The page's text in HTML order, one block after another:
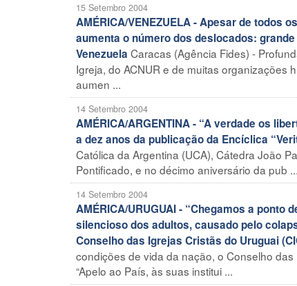
15 Setembro 2004
AMÉRICA/VENEZUELA - Apesar de todos
aumenta o número dos deslocados:
Venezuela Caracas (Agência Fides) -
Igreja, do ACNUR e de muitas organizações
aumen ...
14 Setembro 2004
AMÉRICA/ARGENTINA - “A verdade os
a dez anos da publicação da Encíclica
Católica da Argentina (UCA), Cátedra João
Pontificado, e no décimo aniversário da pub ...
14 Setembro 2004
AMÉRICA/URUGUAI - “Chegamos a
silencioso dos adultos, causado pelo
Conselho das Igrejas Cristãs do Uruguai
condições de vida da nação, o Conselho
“Apelo ao País, às suas institui ...